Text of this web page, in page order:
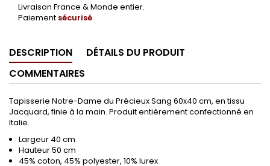
Livraison France & Monde entier.
Paiement sécurisé
DESCRIPTION
DÉTAILS DU PRODUIT
COMMENTAIRES
Tapisserie Notre-Dame du Précieux Sang 60x40 cm, en tissu
Jacquard, finie à la main. Produit entièrement confectionné en
Italie.
Largeur 40 cm
Hauteur50 cm
45% coton, 45% polyester, 10% lurex